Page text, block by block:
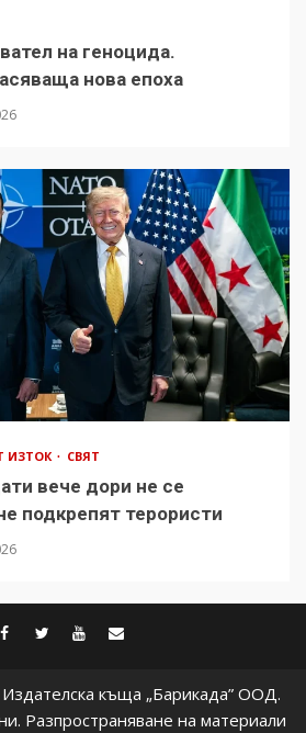
на геноцида.
нова епоха
ИЗТОК СВЯТ
вече дори не се
подкрепят терористи
facebook
twitter
youtube
къща „Барикада” ООД.
Разпространяване на материали